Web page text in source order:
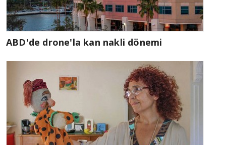
ABD'de drone'la kan nakli dönemi